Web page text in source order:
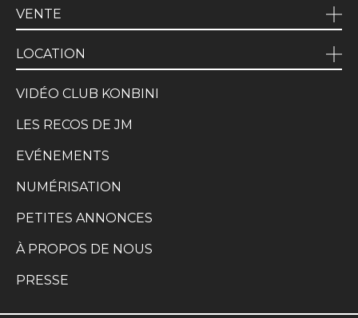
VENTE
LOCATION
VIDÉO CLUB KONBINI
LES RECOS DE JM
EVÉNEMENTS
NUMÉRISATION
PETITES ANNONCES
À PROPOS DE NOUS
PRESSE